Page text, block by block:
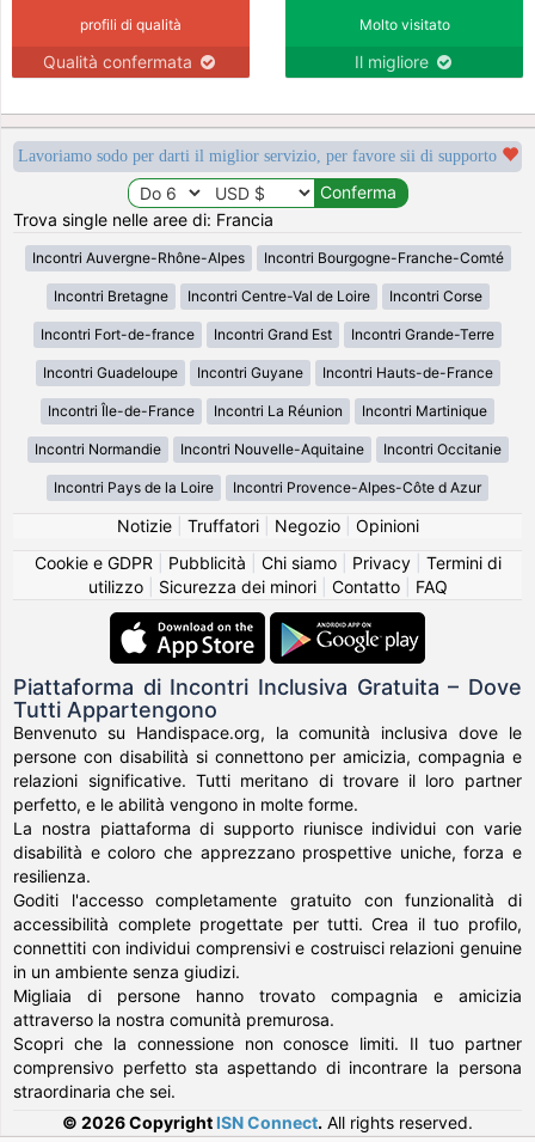
profili di qualità
Qualità confermata
Molto visitato
Il migliore
Lavoriamo sodo per darti il miglior servizio, per favore sii di supporto
Trova single nelle aree di: Francia
Incontri Auvergne-Rhône-Alpes Incontri Bourgogne-Franche-Comté
Incontri Bretagne Incontri Centre-Val de Loire Incontri Corse
Incontri Fort-de-france Incontri Grand Est Incontri Grande-Terre
Incontri Guadeloupe Incontri Guyane Incontri Hauts-de-France
Incontri Île-de-France Incontri La Réunion Incontri Martinique
Incontri Normandie Incontri Nouvelle-Aquitaine Incontri Occitanie
Incontri Pays de la Loire Incontri Provence-Alpes-Côte d Azur
Notizie| Truffatori| Negozio| Opinioni
Cookie e GDPR
Pubblicità Chi siamo| Privacy| Termini di
utilizzo| Sicurezza dei minori| Contatto| FAQ
Piattaforma di Incontri Inclusiva Gratuita – Dove
Tutti Appartengono
Benvenuto su Handispace.org, la comunità inclusiva dove le
persone con disabilità si connettono per amicizia, compagnia e
relazioni significative. Tutti meritano di trovare il loro partner
perfetto, e le abilità vengono in molte forme.
La nostra piattaforma di supporto riunisce individui con varie
disabilità e coloro che apprezzano prospettive uniche, forza e
resilienza.
Goditi l'accesso completamente gratuito con funzionalità di
accessibilità complete progettate per tutti. Crea il tuo profilo,
connettiti con individui comprensivi e costruisci relazioni genuine
in un ambiente senza giudizi.
Migliaia di persone hanno trovato compagnia e amicizia
attraverso la nostra comunità premurosa.
Scopri che la connessione non conosce limiti. Il tuo partner
comprensivo perfetto sta aspettando di incontrare la persona
straordinaria che sei.
© 2026 Copyright ISN Connect. All rights reserved.